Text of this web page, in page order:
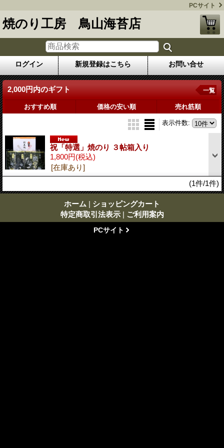
PCサイト
焼のり工房 鳥山海苔店
ログイン 新規登録はこちら お問い合せ
2,000円内のギフト 一覧
おすすめ順 価格の安い順 売れ筋順
表示件数:
祝「特選」焼のり ３帖箱入り
1,800円(税込)
[在庫あり]
(1件/1件)
ホーム | ショッピングカート
特定商取引法表示 | ご利用案内
PCサイト